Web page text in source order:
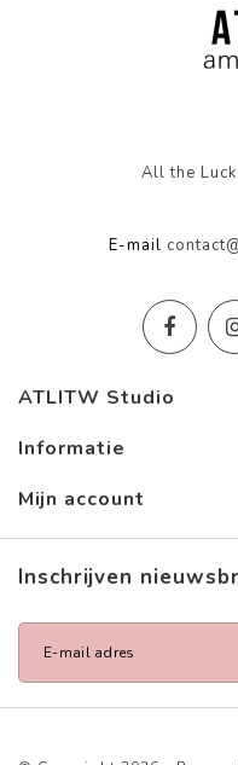
All the
E-mail
ATLITW Studio
Informatie
Mijn account
Inschrijven